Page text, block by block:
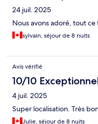
24 juil. 2025
Nous avons adoré, tout
sylvain, séjour de 8 nuits
Avis vérifié
10/10
4 juil. 2025
Super localisation. Très
Julie, séjour de 8 nuits